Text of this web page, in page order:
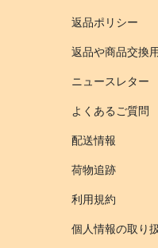
返品ポリシー
返品や商品交換
ニュースレター
よくあるご質問
配送情報
荷物追跡
利用規約
個人情報の取り